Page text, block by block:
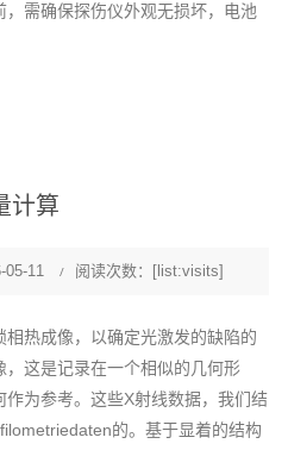
需确保探伤仪外观无损坏，电池
计算
05-11 阅读次数：[list:visits]
热成像，以确定光激发的缺陷的
这是记录在一个相似的几何形
为参考。这些X射线数据，我们结
的。基于显着的结构